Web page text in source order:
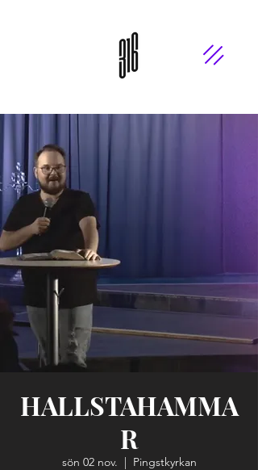
HALLSTAHAMMA
R
sön 02 nov.
  |
Pingstkyrkan